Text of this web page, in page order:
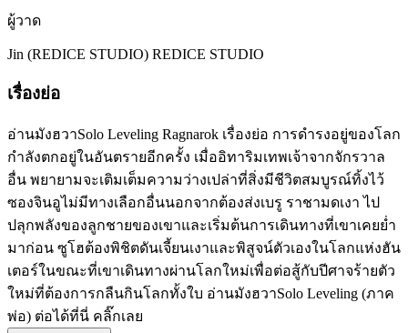
ผู้วาด
Jin (REDICE STUDIO) REDICE STUDIO
เรื่องย่อ
อ่านมังฮวาSolo Leveling Ragnarok เรื่องย่อ การดำรงอยู่ของโลก
กำลังตกอยู่ในอันตรายอีกครั้ง เมื่ออิทาริมเทพเจ้าจากจักรวาล
อื่น พยายามจะเติมเต็มความว่างเปล่าที่สิ่งมีชีวิตสมบูรณ์ทิ้งไว้
ซองจินอูไม่มีทางเลือกอื่นนอกจากต้องส่งเบรู ราชามดเงา ไป
ปลุกพลังของลูกชายของเขาและเริ่มต้นการเดินทางที่เขาเคยย่ำ
มาก่อน ซูโฮต้องพิชิตดันเจี้ยนเงาและพิสูจน์ตัวเองในโลกแห่งฮัน
เตอร์ในขณะที่เขาเดินทางผ่านโลกใหม่เพื่อต่อสู้กับปีศาจร้ายตัว
ใหม่ที่ต้องการกลืนกินโลกทั้งใบ อ่านมังฮวาSolo Leveling (ภาค
พ่อ) ต่อได้ที่นี่ คลิ๊กเลย